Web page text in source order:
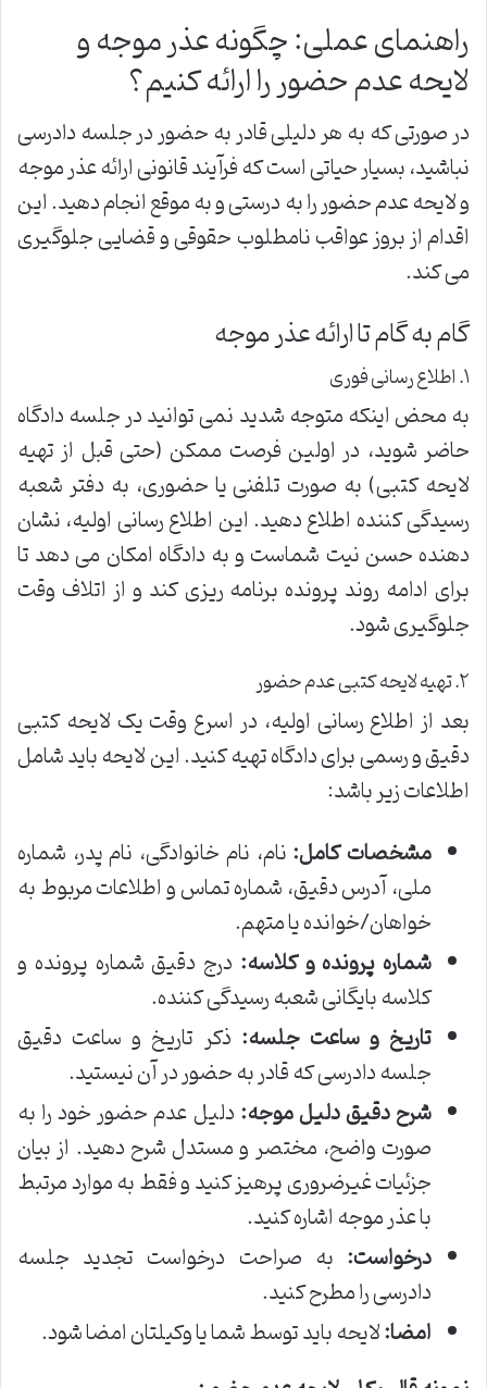
راهنمای عملی: چگونه عذر موجه و
لایحه عدم حضور را ارائه کنیم؟
در صورتی که به هر دلیلی قادر به حضور در جلسه دادرسی
نباشید، بسیار حیاتی است که فرآیند قانونی ارائه عذر موجه
و لایحه عدم حضور را به درستی و به موقع انجام دهید. این
اقدام از بروز عواقب نامطلوب حقوقی و قضایی جلوگیری
می کند.
گام به گام تا ارائه عذر موجه
۱. اطلاع رسانی فوری
به محض اینکه متوجه شدید نمی توانید در جلسه دادگاه
حاضر شوید، در اولین فرصت ممکن (حتی قبل از تهیه
لایحه کتبی) به صورت تلفنی یا حضوری، به دفتر شعبه
رسیدگی کننده اطلاع دهید. این اطلاع رسانی اولیه، نشان
دهنده حسن نیت شماست و به دادگاه امکان می دهد تا
برای ادامه روند پرونده برنامه ریزی کند و از اتلاف وقت
جلوگیری شود.
۲. تهیه لایحه کتبی عدم حضور
بعد از اطلاع رسانی اولیه، در اسرع وقت یک لایحه کتبی
دقیق و رسمی برای دادگاه تهیه کنید. این لایحه باید شامل
اطلاعات زیر باشد:
مشخصات کامل:نام، نام خانوادگی، نام پدر، شماره
ملی، آدرس دقیق، شماره تماس و اطلاعات مربوط به
خواهان/خوانده یا متهم.
شماره پرونده و کلاسه: درج دقیق شماره پرونده و
کلاسه بایگانی شعبه رسیدگی کننده.
تاریخ و ساعت جلسه: ذکر تاریخ و ساعت دقیق
جلسه دادرسی که قادر به حضور در آن نیستید.
شرح دقیق دلیل موجه:دلیل عدم حضور خود را به
صورت واضح، مختصر و مستدل شرح دهید. از بیان
جزئیات غیرضروری پرهیز کنید و فقط به موارد مرتبط
با عذر موجه اشاره کنید.
درخواست: به صراحت درخواست تجدید جلسه
دادرسی را مطرح کنید.
امضا:لایحه باید توسط شما یا وکیلتان امضا شود.